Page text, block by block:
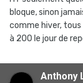
bloque, sinon
comme hiver, tous
à 200 le jour de
Anthony